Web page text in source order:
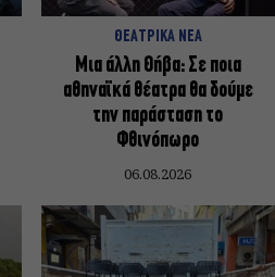
ΘΕΑΤΡΙΚΑ ΝΕΑ
Μια άλλη Θήβα: Σε ποια
αθηναϊκά θέατρα θα δούμε
την παράσταση το
Φθινόπωρο
06.08.2026